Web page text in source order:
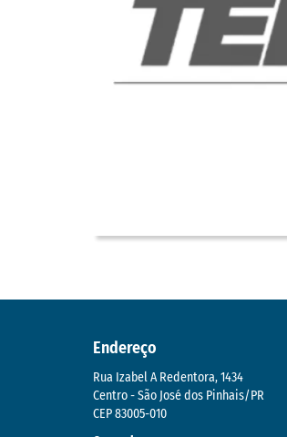
Endereço
Rua Izabel A Redentora, 1434
Centro - São José dos Pinhais/PR
CEP 83005-010